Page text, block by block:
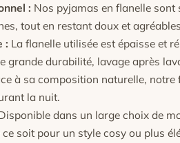
: Nos pyjamas en flanelle
tout en restant doux et
: La flanelle utilisée est épaisse et
grande durabilité, lavage après
à sa composition naturelle,
la nuit.
dans un large choix de
soit pour un style cosy ou plus